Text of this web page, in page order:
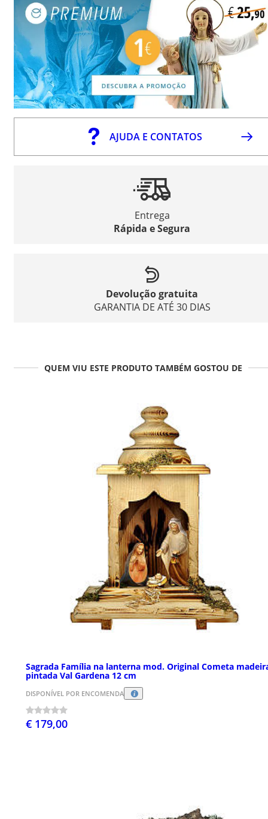
AJUDA E CONTATOS
Entrega
Rápida e Segura
Devolução gratuita
GARANTIA DE ATÉ 30 DIAS
QUEM VIU ESTE PRODUTO TAMBÉM GOSTOU DE
Sagrada Família na lanterna mod. Original Cometa
pintada Val Gardena 12 cm
DISPONÍVEL POR ENCOMENDA
€ 179,00